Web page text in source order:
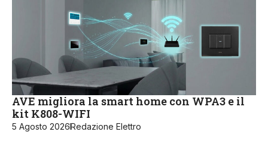
AVE migliora la smart home con WPA3 e il
kit K808-WIFI
5 Agosto 2026Redazione Elettro